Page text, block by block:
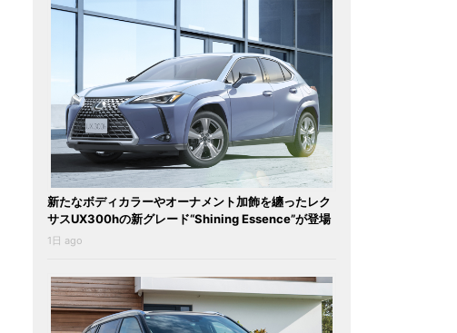
新たなボディカラーやオーナメント加飾を纏ったレク
サスUX300hの新グレード“Shining Essence”が登場
1日 ago